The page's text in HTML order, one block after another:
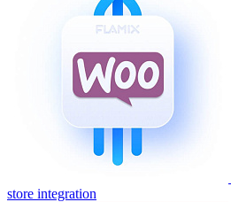
store integration